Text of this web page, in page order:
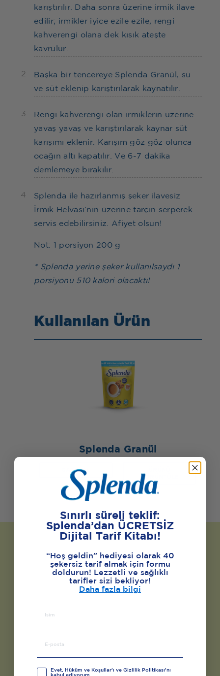
karıştırılır. Daha sonra üzerine irmik ilave
edilir; irmikler iyice ezile ezile, rengi
kahverengi olana dek kısık ateşte
kavrulur.
2
Başka bir tencereye Splenda Granül, su
ve süt eklenip karıştırılarak kaynatılır.
3
Rengi kahverengi olan irmiklerin üzerine
yavaş yavaş ve karıştırılarak kaynar süt
karışımı eklenir. Karışım göz göz olunca
ocağın altı kapatılır. Ve 6-7 dakika
demlemeye bırakılır.
4
Splenda ile hazırlanmış şeker ilavesiz
İrmik Helvası’nın üzerine tarçın serperek
servis edebilirsiniz. Afiyet olsun!
Not: 1 porsiyon 200 g
* Splenda yerine şeker kullanılsaydı 1
porsiyonu 510 kalori olacaktı!
Kullanılan Ürün
Splenda Granül
SATIN AL
GÖRÜNTÜLE
Sınırlı süreli teklif:
Splenda’dan ÜCRETSİZ
Dijital Tarif Kitabı!
“Hoş geldin” hediyesi olarak 40
şekersiz tarif almak için formu
doldurun! Lezzetli ve sağlıklı
tarifler sizi bekliyor!
Daha fazla bilgi
Evet, Hüküm ve Koşullar’ı ve Gizlilik Politikası’nı